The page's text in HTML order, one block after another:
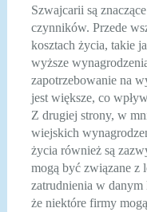
Szwajcarii są
czynników. Przede
kosztach życia, takie
wyższe
zapotrzebowanie na
jest większe, co
Z drugiej strony, w
wiejskich
życia również są
mogą być związane z
zatrudnienia w
że niektóre firmy